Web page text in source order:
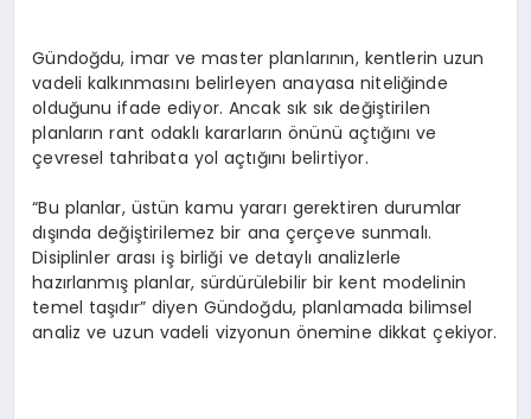
Gündoğdu, imar ve master planlarının, kentlerin uzun
vadeli kalkınmasını belirleyen anayasa niteliğinde
olduğunu ifade ediyor. Ancak sık sık değiştirilen
planların rant odaklı kararların önünü açtığını ve
çevresel tahribata yol açtığını belirtiyor.
“Bu planlar, üstün kamu yararı gerektiren durumlar
dışında değiştirilemez bir ana çerçeve sunmalı.
Disiplinler arası iş birliği ve detaylı analizlerle
hazırlanmış planlar, sürdürülebilir bir kent modelinin
temel taşıdır” diyen Gündoğdu, planlamada bilimsel
analiz ve uzun vadeli vizyonun önemine dikkat çekiyor.